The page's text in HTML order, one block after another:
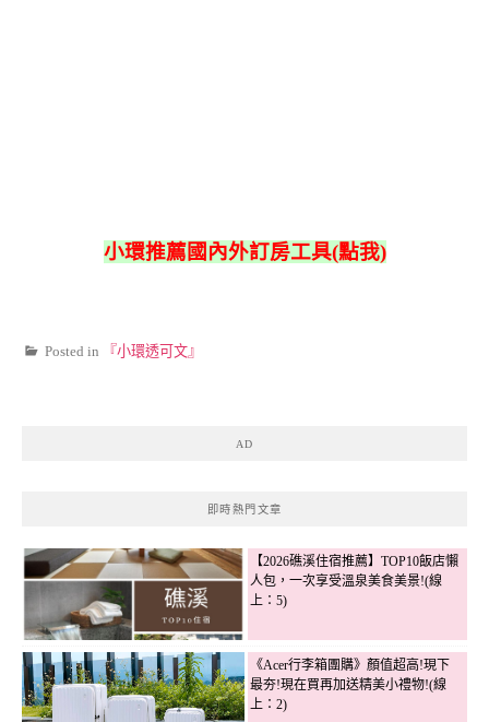
小環推薦國內外訂房工具(點我)
Posted in 『小環透可文』
AD
即時熱門文章
【2026礁溪住宿推薦】TOP10飯店懶
人包，一次享受溫泉美食美景!(線
上：5)
《Acer行李箱團購》顏值超高!現下
最夯!現在買再加送精美小禮物!(線
上：2)